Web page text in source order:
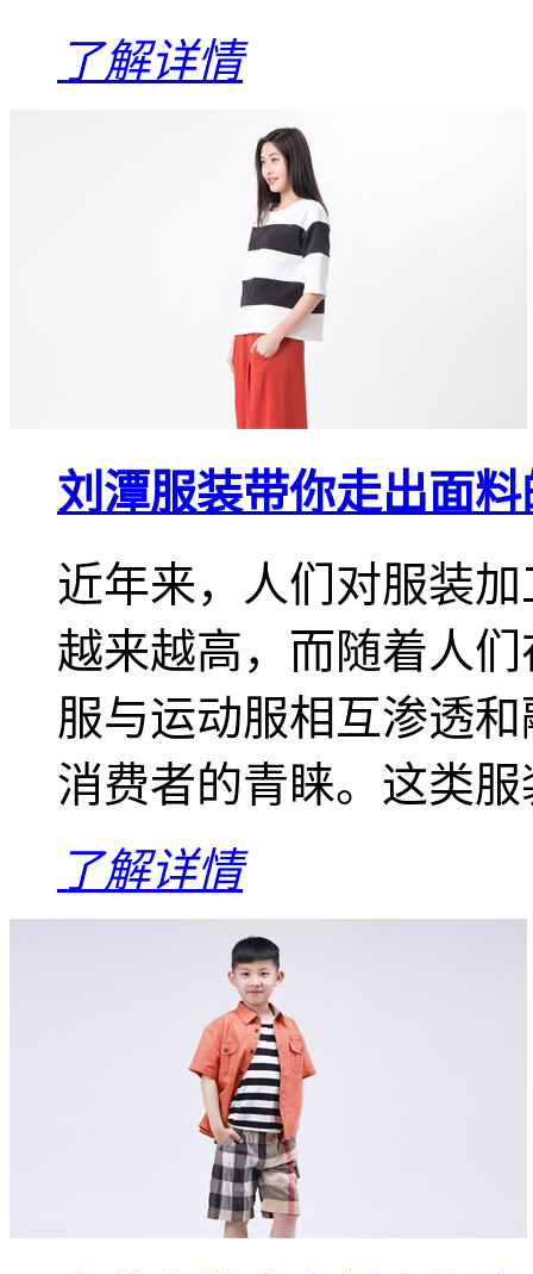
了解详情
刘潭服装带你走出面
近年来，人们对服装
越来越高，而随着人
服与运动服相互渗透
消费者的青睐。这类
了解详情